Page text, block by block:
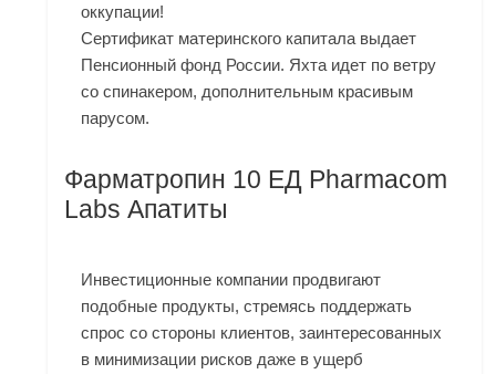
оккупации!
Сертификат материнского капитала выдает
Пенсионный фонд России. Яхта идет по ветру
со спинакером, дополнительным красивым
парусом.
Фарматропин 10 ЕД Pharmacom
Labs Апатиты
Инвестиционные компании продвигают
подобные продукты, стремясь поддержать
спрос со стороны клиентов, заинтересованных
в минимизации рисков даже в ущерб